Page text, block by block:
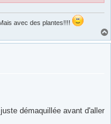
avec des plantes!!!!
démaquillée avant d'aller